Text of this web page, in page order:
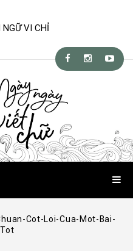
NGỮ VI CHỈ
Cot-Loi-Cua-Mot-Bai-